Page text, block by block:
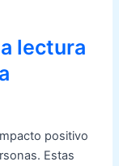
lectura
positivo
Estas